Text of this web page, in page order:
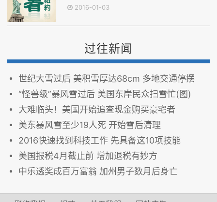
2016-01-03
过往新闻
世纪大雪过后 美积雪厚达68cm 多地交通停摆
“怪兽级”暴风雪过后 美国东岸民众扫雪忙(图)
大难临头！美国开始追查现金购买豪宅者
美东暴风雪至少19人死 开始雪后清理
2016快速找到科技工作 先具备这10项技能
美国报税4月截止前 增加退税有妙方
中乐透奖成百万富翁 加州男子数月后身亡